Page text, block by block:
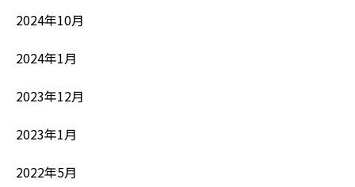
2024年10月
2024年1月
2023年12月
2023年1月
2022年5月